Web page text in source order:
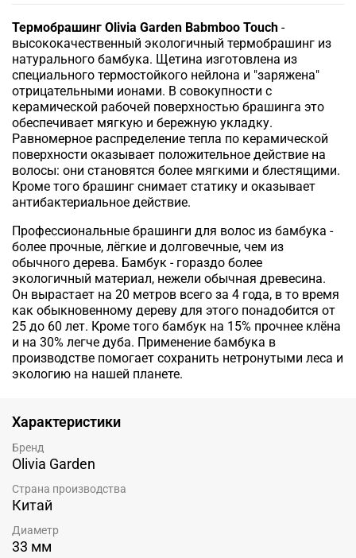
Термобрашинг Olivia Garden Babmboo Touch -
высококачественный экологичный термобрашинг из
натурального бамбука. Щетина изготовлена из
специального термостойкого нейлона и "заряжена"
отрицательными ионами. В совокупности с
керамической рабочей поверхностью брашинга это
обеспечивает мягкую и бережную укладку.
Равномерное распределение тепла по керамической
поверхности оказывает положительное действие на
волосы: они становятся более мягкими и блестящими.
Кроме того брашинг снимает статику и оказывает
антибактериальное действие.
Профессиональные брашинги для волос из бамбука -
более прочные, лёгкие и долговечные, чем из
обычного дерева. Бамбук - гораздо более
экологичный материал, нежели обычная древесина.
Он вырастает на 20 метров всего за 4 года, в то время
как обыкновенному дереву для этого понадобится от
25 до 60 лет. Кроме того бамбук на 15% прочнее клёна
и на 30% легче дуба. Применение бамбука в
производстве помогает сохранить нетронутыми леса и
экологию на нашей планете.
Характеристики
Бренд
Olivia Garden
Страна производства
Китай
Диаметр
33 мм